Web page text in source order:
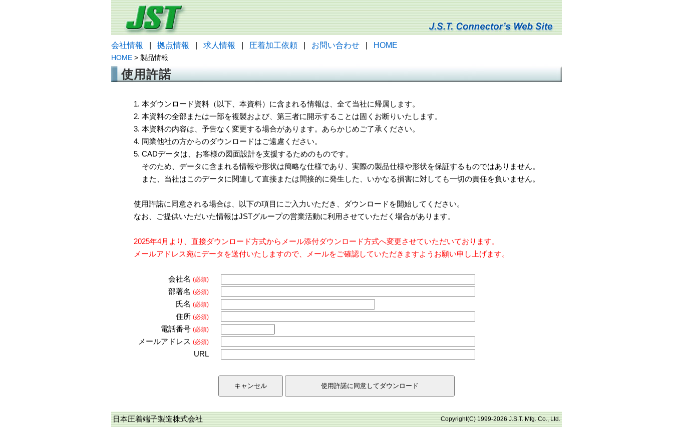
会社情報 拠点情報 求人情報 圧着加工依頼 お問い合わせ HOME
HOME > 製品情報
使用許諾
1. 本ダウンロード資料（以下、本資料）に含まれる情報は、全て当社に帰属します。
2. 本資料の全部または一部を複製および、第三者に開示することは固くお断りいたします。
3. 本資料の内容は、予告なく変更する場合があります。あらかじめご了承ください。
4. 同業他社の方からのダウンロードはご遠慮ください。
5. CADデータは、お客様の図面設計を支援するためのものです。
そのため、データに含まれる情報や形状は簡略な仕様であり、実際の製品仕様や形状を保証するものではありません。
また、当社はこのデータに関連して直接または間接的に発生した、いかなる損害に対しても一切の責任を負いません。
使用許諾に同意される場合は、以下の項目にご入力いただき、ダウンロードを開始してください。
なお、ご提供いただいた情報はJSTグループの営業活動に利用させていただく場合があります。
2025年4月より、直接ダウンロード方式からメール添付ダウンロード方式へ変更させていただいております。
メールアドレス宛にデータを送付いたしますので、メールをご確認していただきますようお願い申し上げます。
会社名 (必須)
部署名 (必須)
氏名 (必須)
住所 (必須)
電話番号 (必須)
メールアドレス (必須)
URL
日本圧着端子製造株式会社 Copyright(C) 1999-2026 J.S.T. Mfg. Co., Ltd.